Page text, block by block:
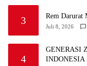
3 Rem Darurat
Juli 8, 2026
4
GENERASI
INDONESIA